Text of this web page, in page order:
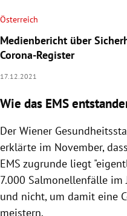
Österreich
Medienbericht über
Corona-Register
17.12.2021
Wie das EMS
Der Wiener
erklärte im November,
EMS zugrunde liegt
7.000 Salmonellenfälle im
und nicht, um damit eine
meistern.